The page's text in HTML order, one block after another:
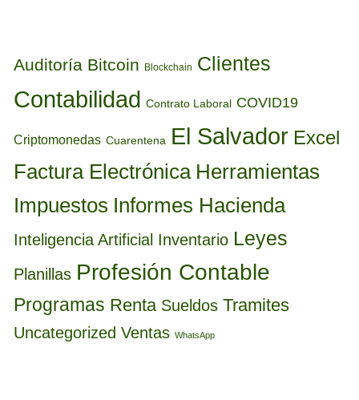
Auditoría Bitcoin Blockchain Clientes
Contabilidad Contrato Laboral COVID19
Criptomonedas Cuarentena El Salvador Excel
Factura Electrónica Herramientas
Impuestos Informes Hacienda
Inteligencia Artificial Inventario Leyes
Planillas Profesión Contable
Programas Renta Sueldos Tramites
Uncategorized Ventas WhatsApp